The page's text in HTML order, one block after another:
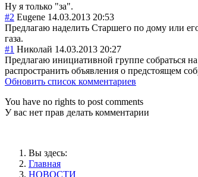
Ну я только "за".
#2 Eugene 14.03.2013 20:53
Предлагаю наделить Старшего по дому или
газа.
#1 Николай 14.03.2013 20:27
Предлагаю инициативной группе собраться
распространить объявления о предстоящем
Обновить список комментариев
You have no rights to post comments
У вас нет прав делать комментарии
Вы здесь:
Главная
НОВОСТИ